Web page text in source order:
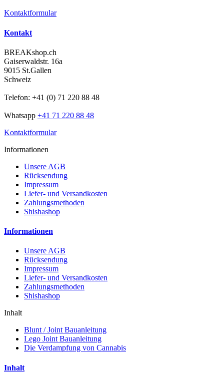
Kontaktformular
Kontakt
BREAKshop.ch
Gaiserwaldstr. 16a
9015 St.Gallen
Schweiz
Telefon: +41 (0) 71 220 88 48
Whatsapp +41 71 220 88 48
Kontaktformular
Informationen
Unsere AGB
Rücksendung
Impressum
Liefer- und Versandkosten
Zahlungsmethoden
Shishashop
Informationen
Unsere AGB
Rücksendung
Impressum
Liefer- und Versandkosten
Zahlungsmethoden
Shishashop
Inhalt
Blunt / Joint Bauanleitung
Lego Joint Bauanleitung
Die Verdampfung von Cannabis
Inhalt